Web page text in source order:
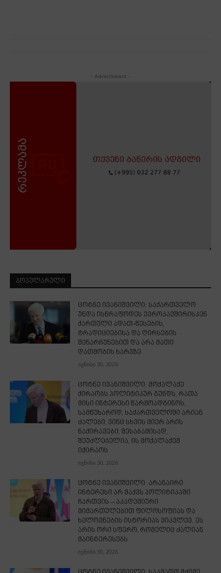
- Advertisment -
ᲞᲝᲞᲣᲚᲐᲠᲣᲚᲘ
ცოტნე ივანიშვილი: საქართველო
უნდა ისწრაფოდეს ევროკავშირისკენ
ქართული ადათ-წესების,
ტრადიციებისა და ღირსების
შენარჩუნებით და არა მათი
დათმობის ხარჯზე
ივნისი 30, 2026
ცოტნე ივანიშვილი: მოქალაქე
ქირაობს პოლიტიკურ გუნდს, რათა
მისი ინტერესი წარმოადგინოს,
სამწუხაროდ, საქართველოში არიან
ძალები, ვინც სხვის მიერ არის
ნაქირავები, შესაბამისად,
შეუძლებელია, ის მოქალაქემ
იქირაოს
ივნისი 30, 2026
ცოტნე ივანიშვილი: არანაირი
ინტერესი არ მაქვს პოლიტიკაში
ჩართვის – აკადემიური
მიმართულებით ფილოსოფიას და
ხელოვნების ისტორიას ვიკვლევ. ეს
არის ორი სფერო, რომელიც ძალიან
მაინტერესებს
ივნისი 30, 2026